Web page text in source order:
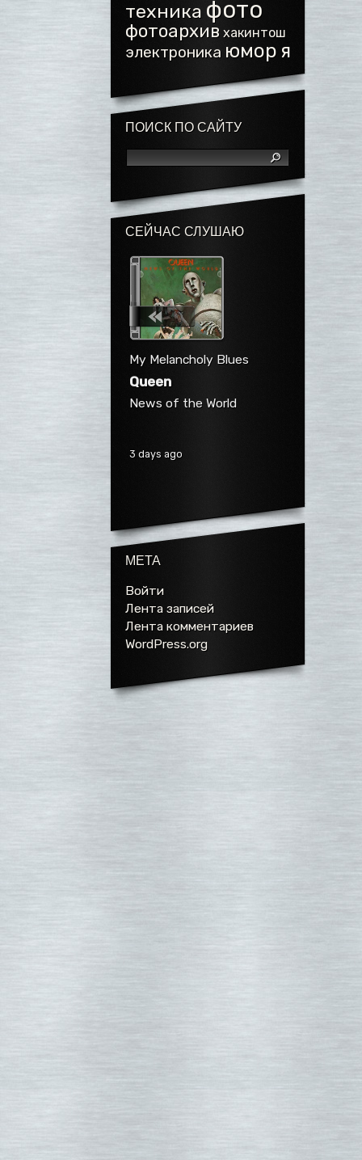
техника фото
фотоархив хакинтош
электроника юмор я
ПОИСК ПО САЙТУ
СЕЙЧАС СЛУШАЮ
My Melancholy Blues
Queen
News of the World
3 days ago
МЕТА
Войти
Лента записей
Лента комментариев
WordPress.org